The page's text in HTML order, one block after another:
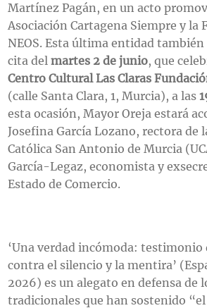
Martínez Pagán, en un acto
Asociación Cartagena Siempre y la
NEOS. Esta última entidad
cita delmartes 2 de junio, que
Centro Cultural Las Claras
(calle Santa Clara, 1, Murcia), a las
esta ocasión, Mayor Oreja estará
Josefina García Lozano, rectora de
Católica San Antonio de Murcia
García-Legaz, economista y
Estado de Comercio.
‘Una verdad incómoda: testimonio
contra el silencio y la mentira’
2026) es un alegato en defensa de
tradicionales que han sostenido “el